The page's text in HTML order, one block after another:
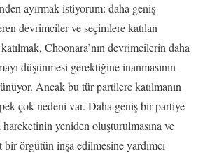
ayırmak istiyorum: daha geniş
devrimciler ve seçimlere katılan
Choonara’nın devrimcilerin daha
düşünmesi gerektiğine inanmasının
Ancak bu tür partilere katılmanın
çok nedeni var. Daha geniş bir partiye
hareketinin yeniden oluşturulmasına ve
örgütün inşa edilmesine yardımcı